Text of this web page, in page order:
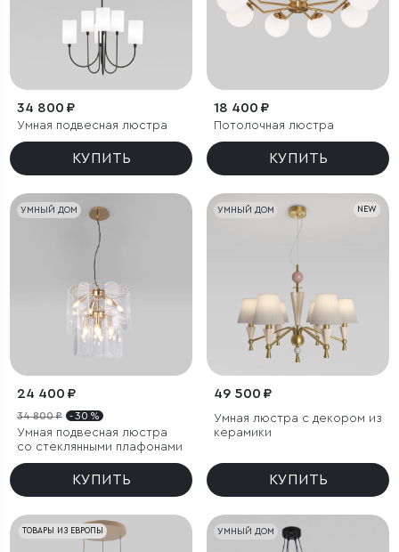
34 800 ₽
Умная подвесная люстра
КУПИТЬ
18 400 ₽
Потолочная люстра
КУПИТЬ
УМНЫЙ ДОМ
24 400 ₽
34 800 ₽ - 30 %
Умная подвесная люстра
со стеклянными плафонами
КУПИТЬ
УМНЫЙ ДОМ NEW
49 500 ₽
Умная люстра с декором из
керамики
КУПИТЬ
ТОВАРЫ ИЗ ЕВРОПЫ УМНЫЙ ДОМ